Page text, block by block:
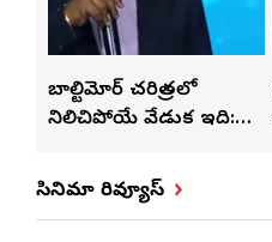
బాల్టిమోర్ చరిత్రలో
నిలిచిపోయే వేడుక ఇది:
సినిమా రివ్యూస్